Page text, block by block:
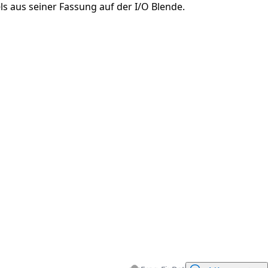
aus seiner Fassung auf der I/O Blende.